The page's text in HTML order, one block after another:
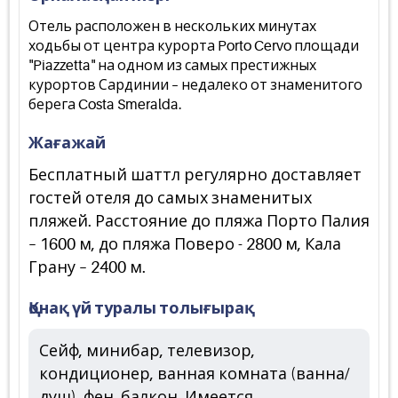
Отель расположен в нескольких минутах
ходьбы от центра курорта Porto Cervo площади
"Piazzetta" на одном из самых престижных
курортов Сардинии – недалеко от знаменитого
берега Costa Smeralda.
Жағажай
Бесплатный шаттл регулярно доставляет
гостей отеля до самых знаменитых
пляжей. Расстояние до пляжа Порто Палия
– 1600 м, до пляжа Поверо - 2800 м, Кала
Грану – 2400 м.
Қонақ үй туралы толығырақ
Сейф, минибар, телевизор,
кондиционер, ванная комната (ванна/